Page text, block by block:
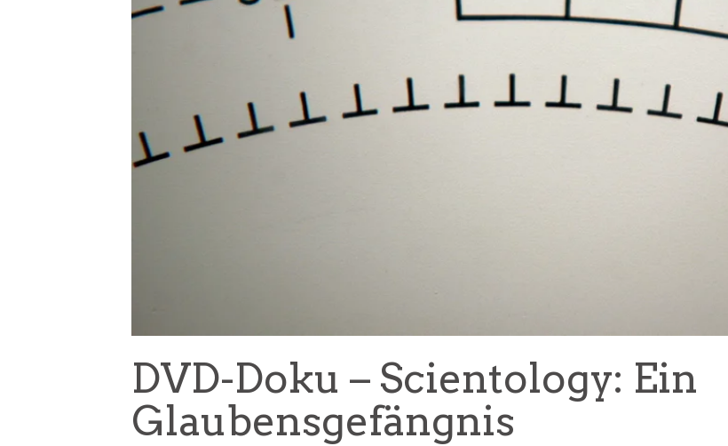
DVD-Doku – Scientology: Ein
Glaubensgefängnis